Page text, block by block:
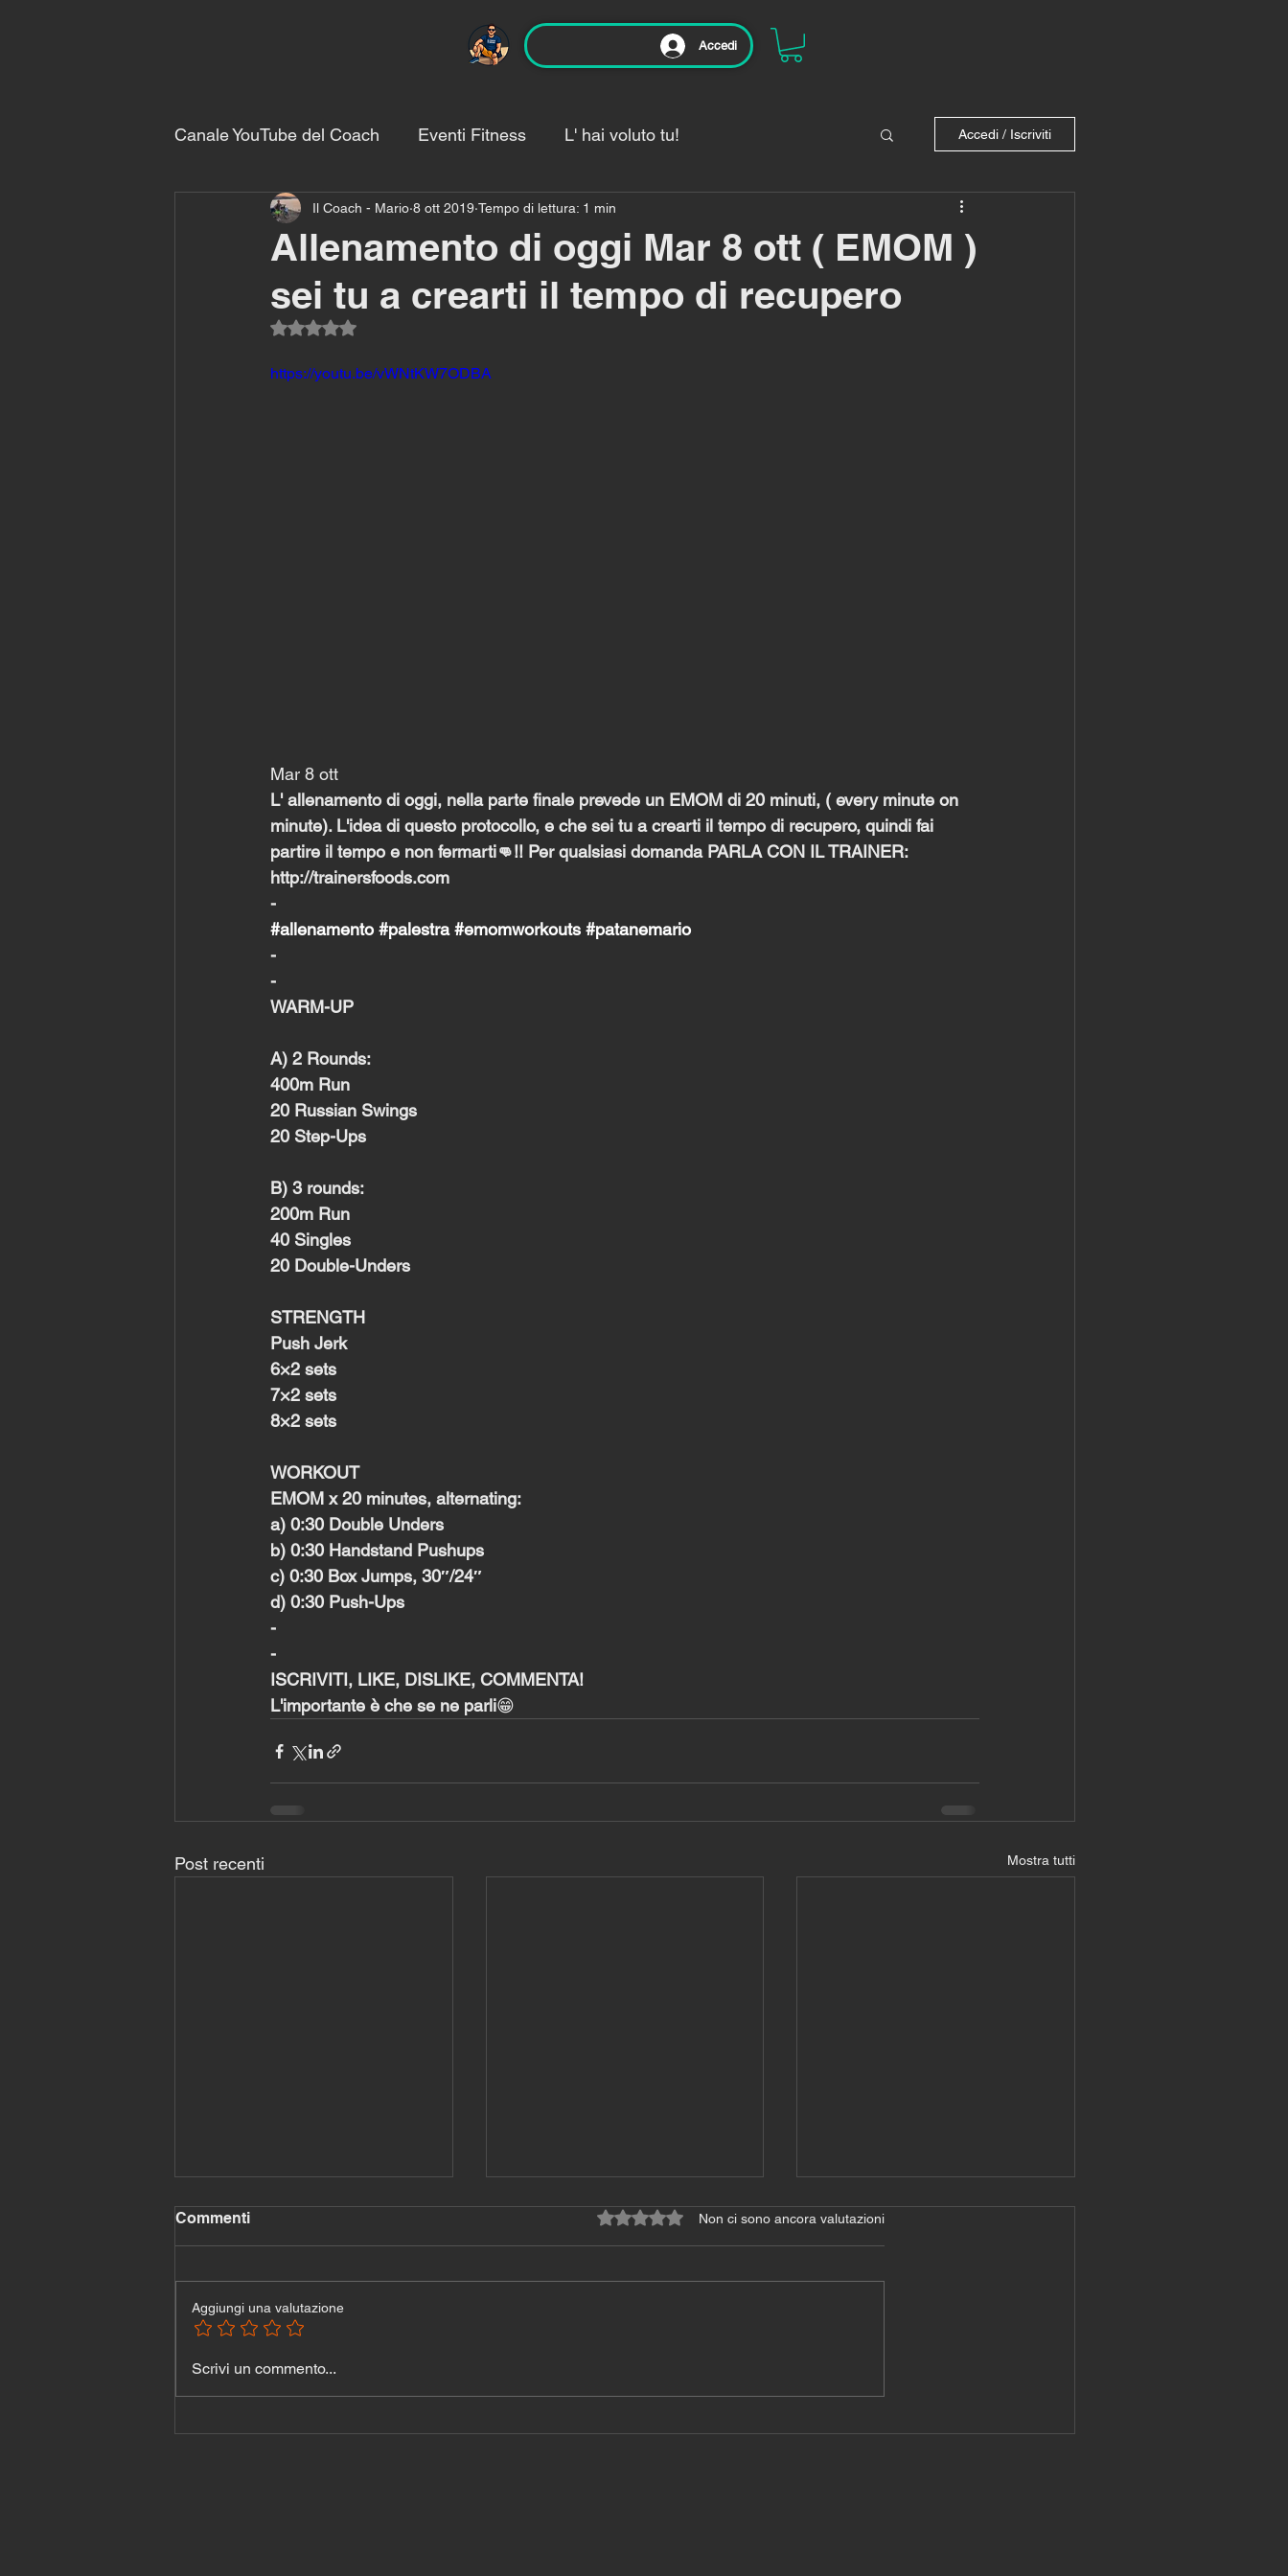
Accedi
Canale YouTube del Coach Eventi Fitness L' hai voluto tu!
Esercizi con il coach Allenamento di oggi🏃‍♂️
Accedi / Iscriviti
Allenamento di oggi Mar 8 ott ( EMOM )
sei tu a crearti il tempo di recupero
Il Coach - Mario 8 ott 2019 Tempo di lettura: 1 min
Valutazione NaN stelle su 5.
https://youtu.be/vWNtKW7ODBA
Mar 8 ott
L' allenamento di oggi, nella parte finale prevede un EMOM di 20 minuti, ( every minute on
minute). L'idea di questo protocollo, e che sei tu a crearti il tempo di recupero, quindi fai
partire il tempo e non fermarti👊!! Per qualsiasi domanda PARLA CON IL TRAINER:
http://trainersfoods.com
-
#allenamento #palestra #emomworkouts #patanemario
-
-
WARM-UP
A) 2 Rounds:
400m Run
20 Russian Swings
20 Step-Ups
B) 3 rounds:
200m Run
40 Singles
20 Double-Unders
STRENGTH
Push Jerk
6×2 sets
7×2 sets
8×2 sets
WORKOUT
EMOM x 20 minutes, alternating:
a) 0:30 Double Unders
b) 0:30 Handstand Pushups
c) 0:30 Box Jumps, 30″/24″
d) 0:30 Push-Ups
-
-
ISCRIVITI, LIKE, DISLIKE, COMMENTA!
L'importante è che se ne parli😁
Post recenti Mostra tutti
Addominali d’acciaio in 10
Commenti Valutazione 0 stelle su 5.Non ci sono ancora valutazioni
Aggiungi una valutazione
Scrivi un commento...